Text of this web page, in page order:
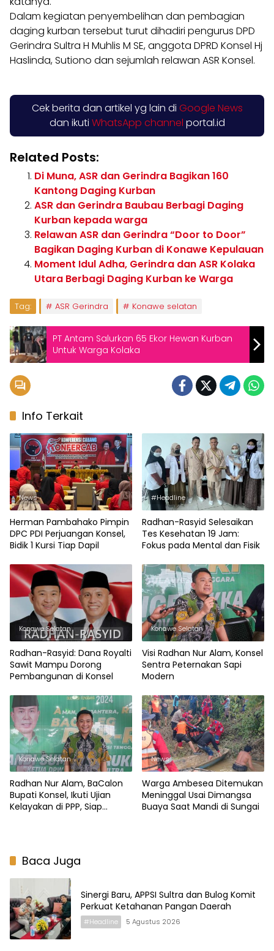
Dalam kegiatan penyembelihan dan pembagian
daging kurban tersebut turut dihadiri pengurus DPD
Gerindra Sultra H Muhlis M SE, anggota DPRD Konsel Hj
Haslinda, Sutiono dan sejumlah relawan ASR Konsel.
Cek berita dan artikel yg lain di Google News
dan ikuti WhatsApp channel portal.id
Related Posts:
Di Muna, ASR dan Gerindra Bagikan 160
Kantong Daging Kurban
ASR dan Gerindra Baubau Berbagi Daging
Kurban kepada warga
Relawan ASR dan Gerindra “Door to Door”
Bagikan Daging Kurban di Konawe Kepulauan
Moment Idul Adha, Gerindra dan ASR Kolaka
Utara Berbagi Daging Kurban ke Warga
Tag: ASR Gerindra Konawe selatan
PT Antam Salurkan 65 Ekor Hewan Kurban
Untuk Warga Kolaka
Info Terkait
News
Herman Pambahako Pimpin
DPC PDI Perjuangan Konsel,
Bidik 1 Kursi Tiap Dapil
#Headline
Radhan-Rasyid Selesaikan
Tes Kesehatan 19 Jam:
Fokus pada Mental dan Fisik
Konawe Selatan
Radhan-Rasyid: Dana Royalti
Sawit Mampu Dorong
Pembangunan di Konsel
Konawe Selatan
Visi Radhan Nur Alam, Konsel
Sentra Peternakan Sapi
Modern
Konawe Selatan
Radhan Nur Alam, BaCalon
Bupati Konsel, Ikuti Ujian
Kelayakan di PPP, Siap
News
Warga Ambesea Ditemukan
Meninggal Usai Dimangsa
Buaya Saat Mandi di Sungai
Baca Juga
Sinergi Baru, APPSI Sultra dan Bulog Komit
Perkuat Ketahanan Pangan Daerah
#Headline 5 Agustus 2026